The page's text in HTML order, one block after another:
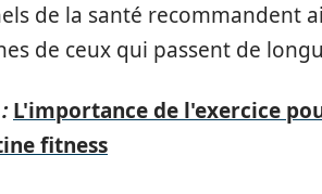
de la santé recommandent
de ceux qui passent de
L'importance de l'exercice
fitness